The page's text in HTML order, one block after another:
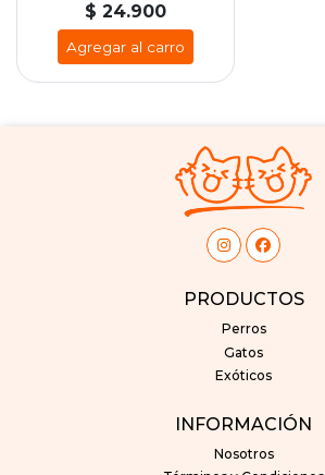
$ 24.900
Agregar al carro
PRODUCTOS
Perros
Gatos
Exóticos
INFORMACIÓN
Nosotros